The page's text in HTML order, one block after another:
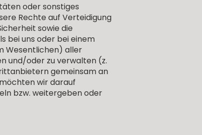
oder sonstiges
Rechte auf Verteidigung
sowie die
bei uns oder bei einem
Wesentlichen) aller
und/oder zu verwalten (z.
gemeinsam an
wir darauf
bzw. weitergeben oder